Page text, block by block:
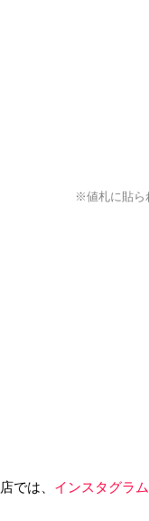
※値札に貼ら
では、 インスタグラム